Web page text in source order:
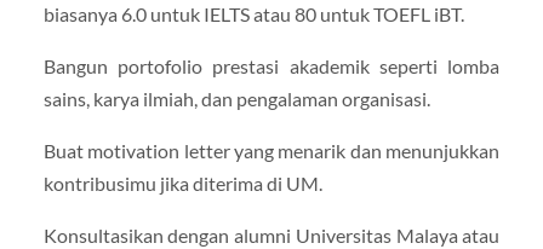
biasanya 6.0 untuk IELTS atau 80 untuk TOEFL iBT.
Bangun portofolio prestasi akademik seperti lomba
sains, karya ilmiah, dan pengalaman organisasi.
Buat motivation letter yang menarik dan menunjukkan
kontribusimu jika diterima di UM.
Konsultasikan dengan alumni Universitas Malaya atau